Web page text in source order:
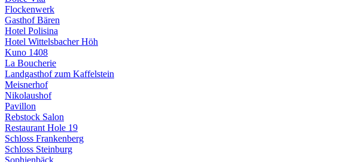
Flockenwerk
Gasthof Bären
Hotel Polisina
Hotel Wittelsbacher Höh
Kuno 1408
La Boucherie
Landgasthof zum Kaffelstein
Meisnerhof
Nikolaushof
Pavillon
Rebstock Salon
Restaurant Hole 19
Schloss Frankenberg
Schloss Steinburg
Sophienbäck